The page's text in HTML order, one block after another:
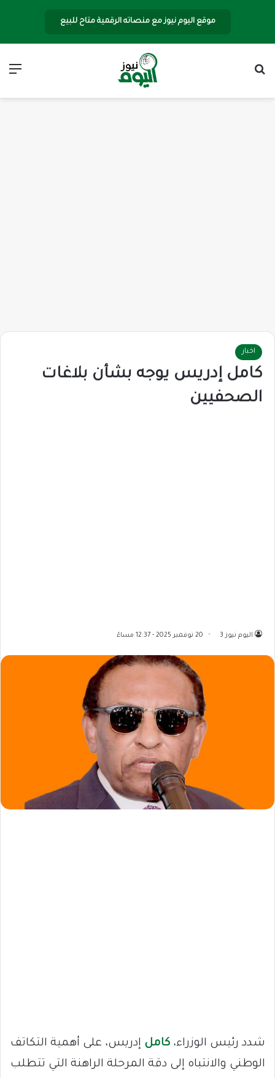
موقع اليوم نيوز مع منصاته الرقمية متاح للبيع
اخبار
كامل إدريس يوجه بشأن بلاغات
الصحفيين
اليوم نيوز 3 20 نوفمبر 2025 - 12:37 مساءً
شدد رئيس الوزراء، كامل إدريس، على أهمية التكاتف
الوطني والانتباه إلى دقة المرحلة الراهنة التي تتطلب